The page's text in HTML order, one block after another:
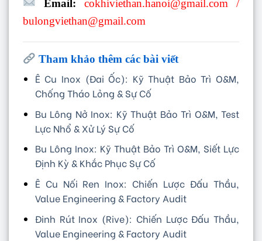
Email: cokhiviethan.hanoi@gmail.com /
bulongviethan@gmail.com
Tham khảo thêm các bài viết
Ê Cu Inox (Đai Ốc): Kỹ Thuật Bảo Trì O&M,
Chống Tháo Lỏng & Sự Cố
Bu Lông Nở Inox: Kỹ Thuật Bảo Trì O&M, Test
Lực Nhổ & Xử Lý Sự Cố
Bu Lông Inox: Kỹ Thuật Bảo Trì O&M, Siết Lực
Định Kỳ & Khắc Phục Sự Cố
Ê Cu Nối Ren Inox: Chiến Lược Đấu Thầu,
Value Engineering & Factory Audit
Đinh Rút Inox (Rive): Chiến Lược Đấu Thầu,
Value Engineering & Factory Audit